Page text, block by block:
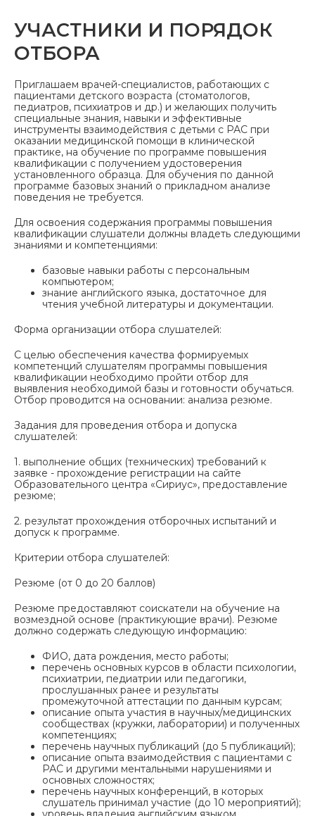
УЧАСТНИКИ И ПОРЯДОК
ОТБОРА
Приглашаем врачей-специалистов, работающих с
пациентами детского возраста (стоматологов,
педиатров, психиатров и др.) и желающих получить
специальные знания, навыки и эффективные
инструменты взаимодействия с детьми с РАС при
оказании медицинской помощи в клинической
практике, на обучение по программе повышения
квалификации с получением удостоверения
установленного образца. Для обучения по данной
программе базовых знаний о прикладном анализе
поведения не требуется.
Для освоения содержания программы повышения
квалификации слушатели должны владеть следующими
знаниями и компетенциями:
базовые навыки работы с персональным
компьютером;
знание английского языка, достаточное для
чтения учебной литературы и документации.
Форма организации отбора слушателей:
С целью обеспечения качества формируемых
компетенций слушателям программы повышения
квалификации необходимо пройти отбор для
выявления необходимой базы и готовности обучаться.
Отбор проводится на основании: анализа резюме.
Задания для проведения отбора и допуска
слушателей:
1. выполнение общих (технических) требований к
заявке - прохождение регистрации на сайте
Образовательного центра «Сириус», предоставление
резюме;
2. результат прохождения отборочных испытаний и
допуск к программе.
Критерии отбора слушателей:
Резюме (от 0 до 20 баллов)
Резюме предоставляют соискатели на обучение на
возмездной основе (практикующие врачи). Резюме
должно содержать следующую информацию:
ФИО, дата рождения, место работы;
перечень основных курсов в области психологии,
психиатрии, педиатрии или педагогики,
прослушанных ранее и результаты
промежуточной аттестации по данным курсам;
описание опыта участия в научных/медицинских
сообществах (кружки, лаборатории) и полученных
компетенциях;
перечень научных публикаций (до 5 публикаций);
описание опыта взаимодействия с пациентами с
РАС и другими ментальными нарушениями и
основных сложностях;
перечень научных конференций, в которых
слушатель принимал участие (до 10 мероприятий);